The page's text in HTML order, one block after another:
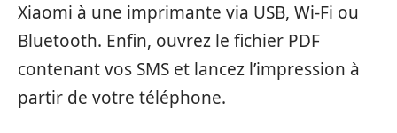
Xiaomi à une imprimante via USB, Wi-Fi ou
Bluetooth. Enfin, ouvrez le fichier PDF
contenant vos SMS et lancez l’impression à
partir de votre téléphone.